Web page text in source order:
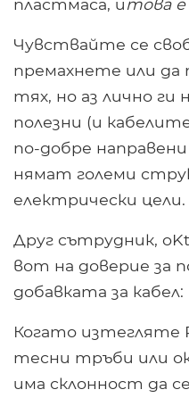
пластмаса, итова е
Чувствайте се
премахнете или да
тях, но аз лично ги
полезни (и
по-добре направени
нямат големи
електрически цели.
Друг сътрудник,
вот на доверие за
добавката за кабел:
Когато изтегляте
тесни тръби или
има склонност да